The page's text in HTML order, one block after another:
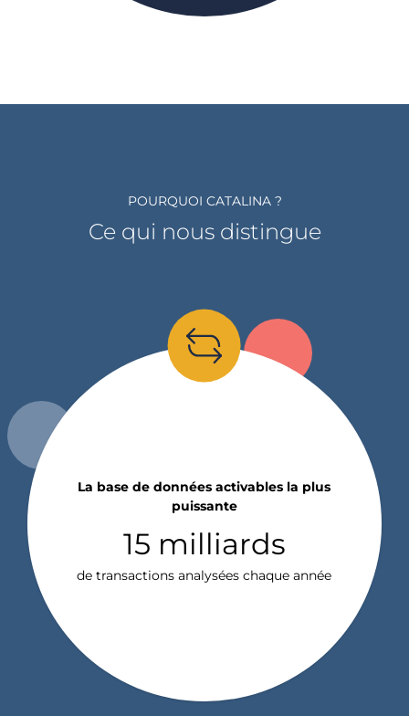
POURQUOI CATALINA ?
Ce qui nous distingue
La base de données activables la plus
puissante
15 milliards
de transactions analysées chaque année